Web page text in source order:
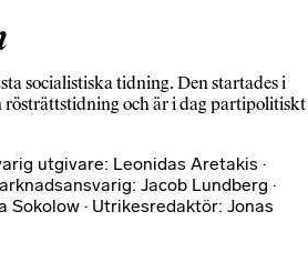
socialistiska tidning. Den startades i
rösträttstidning och är i dag partipolitiskt
utgivare: Leonidas Aretakis ·
Jacob Lundberg ·
· Utrikesredaktör: Jonas